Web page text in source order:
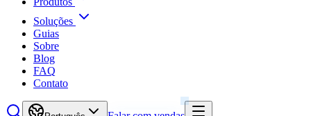
Soluções
Guias
Sobre
Blog
FAQ
Contato